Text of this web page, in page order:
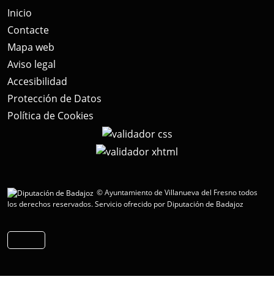
Inicio
Contacte
Mapa web
Aviso legal
Accesibilidad
Protección de Datos
Política de Cookies
© Ayuntamiento de Villanueva del Fresno todos
los derechos reservados.Servicio ofrecido por Diputación de Badajoz